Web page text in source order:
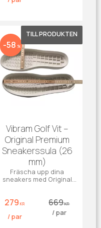
i favoriter
Vibram Golf Vit –
Original Premium
Sneakerssula (26
mm)
Fräscha upp dina
sneakers med Original
golfmönster.
279 KR
/par
669KR
/par
58 % Lägg till